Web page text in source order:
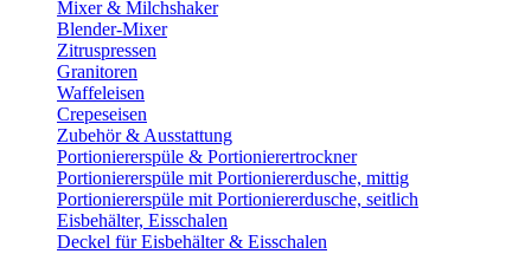
Mixer & Milchshaker
Blender-Mixer
Zitruspressen
Granitoren
Waffeleisen
Crepeseisen
Zubehör & Ausstattung
Portioniererspüle & Portionierertrockner
Portioniererspüle mit Portioniererdusche, mittig
Portioniererspüle mit Portioniererdusche, seitlich
Eisbehälter, Eisschalen
Deckel für Eisbehälter & Eisschalen